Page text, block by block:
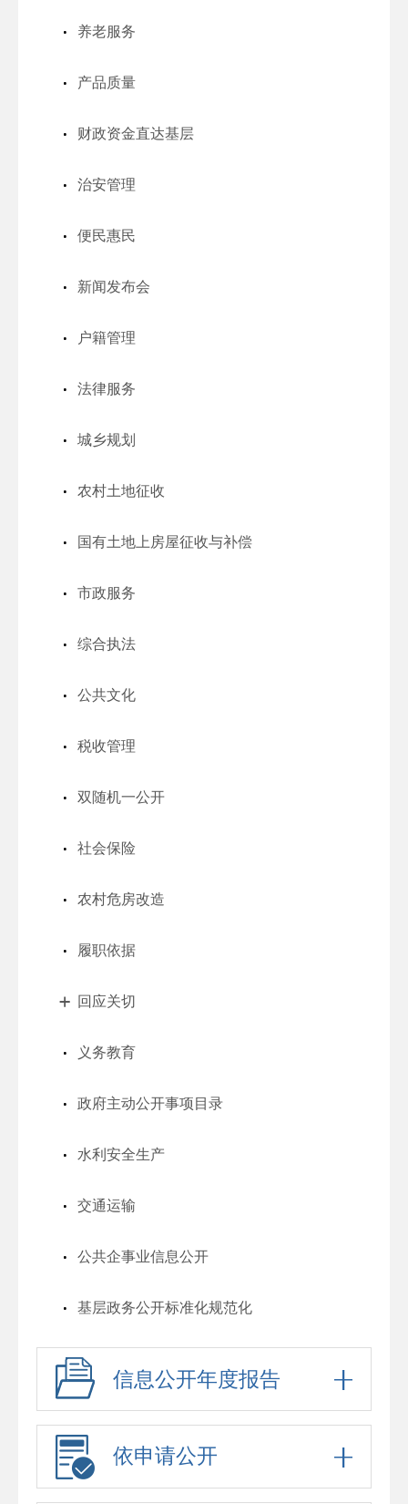
养老服务
产品质量
财政资金直达基层
治安管理
便民惠民
新闻发布会
户籍管理
法律服务
城乡规划
农村土地征收
国有土地上房屋征收与补偿
市政服务
综合执法
公共文化
税收管理
双随机一公开
社会保险
农村危房改造
履职依据
回应关切
义务教育
政府主动公开事项目录
水利安全生产
交通运输
公共企事业信息公开
基层政务公开标准化规范化
信息公开年度报告
依申请公开